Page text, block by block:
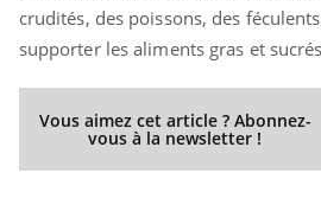
crudités, des poissons, des
supporter les aliments gras et
Vous aimez cet article ? Abonnez-
vous à la newsletter !